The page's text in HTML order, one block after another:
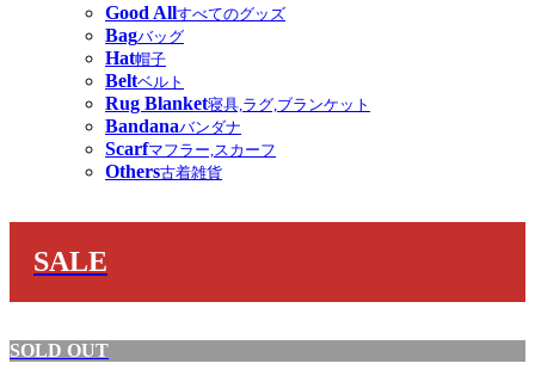
Good Allすべてのグッズ
Bagバッグ
Hat帽子
Beltベルト
Rug Blanket寝具,ラグ,ブランケット
Bandanaバンダナ
Scarfマフラー,スカーフ
Others古着雑貨
SALE
SOLD OUT